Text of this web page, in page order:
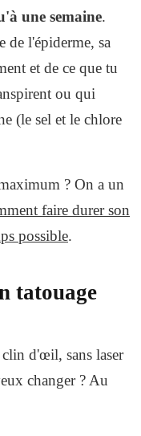
une semaine.
de l'épiderme, sa
et de ce que tu
ou qui
(le sel et le chlore
? On a un
faire durer son
possible.
tatouage
d'œil, sans laser
changer ? Au